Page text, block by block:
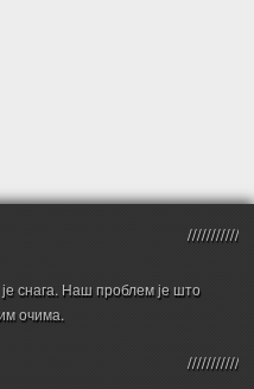
снага. Наш проблем је што
очима.